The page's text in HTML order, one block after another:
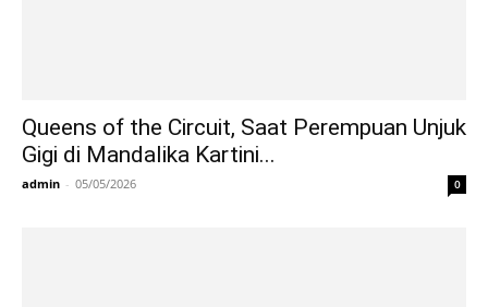
Queens of the Circuit, Saat Perempuan Unjuk
Gigi di Mandalika Kartini...
admin - 05/05/2026 0